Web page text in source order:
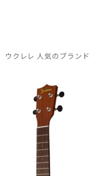
ウクレレ 人気のブランド